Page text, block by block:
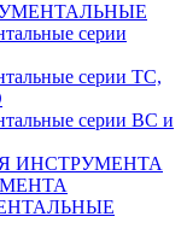
серии
серии ТС,
серии ВС и
ИНСТРУМЕНТА